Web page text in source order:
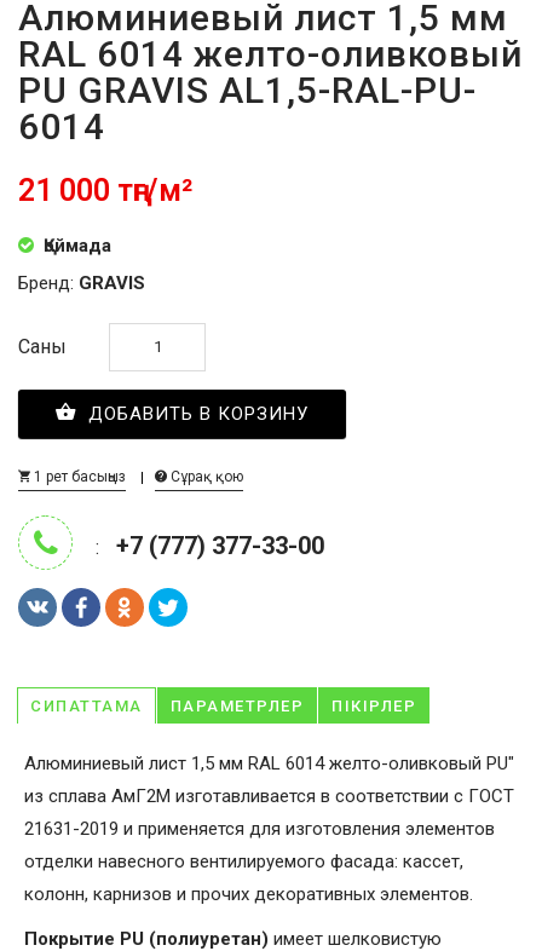
Алюминиевый лист 1,5 мм
RAL 6014 желто-оливковый
PU GRAVIS AL1,5-RAL-PU-
6014
21 000 тңг/м²
Қоймада
Бренд: GRAVIS
Саны
ДОБАВИТЬ В КОРЗИНУ
1 рет басыңыз Сұрақ қою
: +7 (777) 377-33-00
СИПАТТАМА ПАРАМЕТРЛЕР ПІКІРЛЕР
Алюминиевый лист 1,5 мм RAL 6014 желто-оливковый PU"
из сплава АмГ2М изготавливается в соответствии с ГОСТ
21631-2019 и применяется для изготовления элементов
отделки навесного вентилируемого фасада: кассет,
колонн, карнизов и прочих декоративных элементов.
Покрытие PU (полиуретан) имеет шелковистую